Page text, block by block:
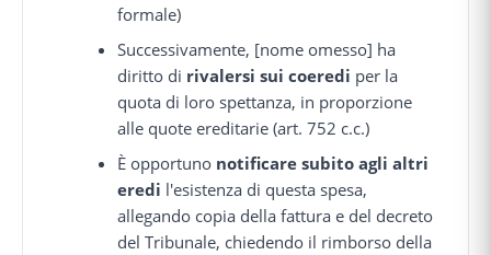
formale)
Successivamente, [nome omesso] ha
diritto di rivalersi sui coeredi per la
quota di loro spettanza, in proporzione
alle quote ereditarie (art. 752 c.c.)
È opportuno notificare subito agli altri
eredi l'esistenza di questa spesa,
allegando copia della fattura e del decreto
del Tribunale, chiedendo il rimborso della